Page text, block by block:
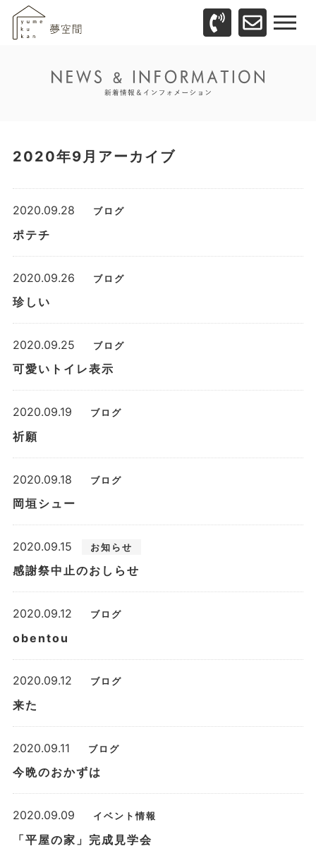
2020年9月アーカイブ
2020.09.28 ブログ
ポテチ
2020.09.26 ブログ
珍しい
2020.09.25 ブログ
可愛いトイレ表示
2020.09.19 ブログ
祈願
2020.09.18 ブログ
岡垣シュー
2020.09.15 お知らせ
感謝祭中止のおしらせ
2020.09.12 ブログ
obentou
2020.09.12 ブログ
来た
2020.09.11 ブログ
今晩のおかずは
2020.09.09 イベント情報
「平屋の家」完成見学会